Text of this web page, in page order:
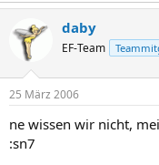
daby
EF-Team
25 März 2006
ne wissen wir nicht,
:sn7